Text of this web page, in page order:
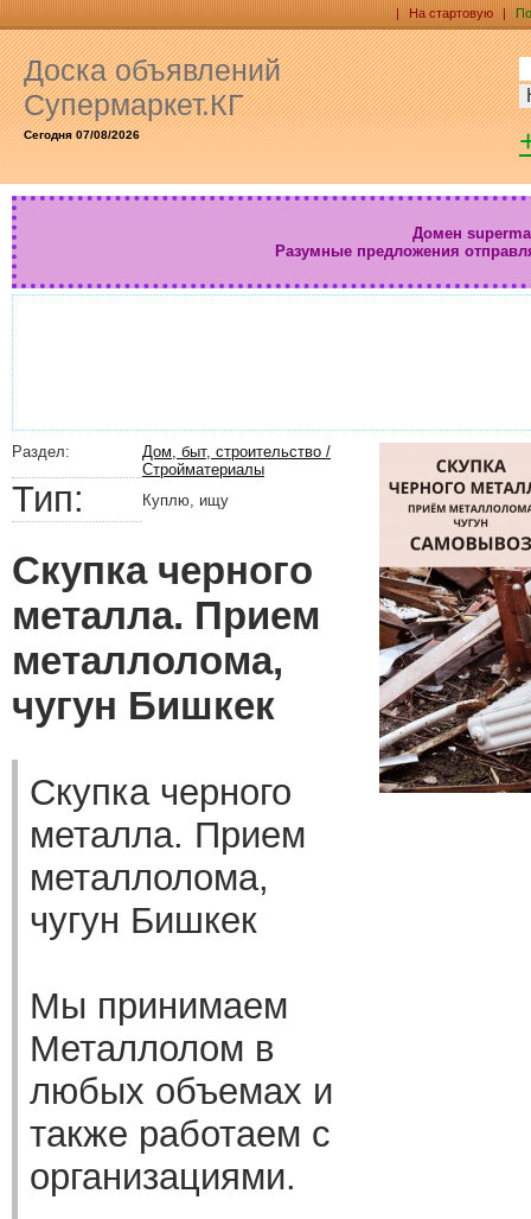
| На стартовую |
Доска объявлений
Супермаркет.КГ
Сегодня 07/08/2026
Домен
Разумные предложения
Раздел:
Дом, быт, строительство /
Стройматериалы
Тип: Куплю, ищу
Скупка черного
металла. Прием
металлолома,
чугун Бишкек
Скупка черного
металла. Прием
металлолома,
чугун Бишкек
Мы принимаем
Металлолом в
любых объемах и
также работаем с
организациями.